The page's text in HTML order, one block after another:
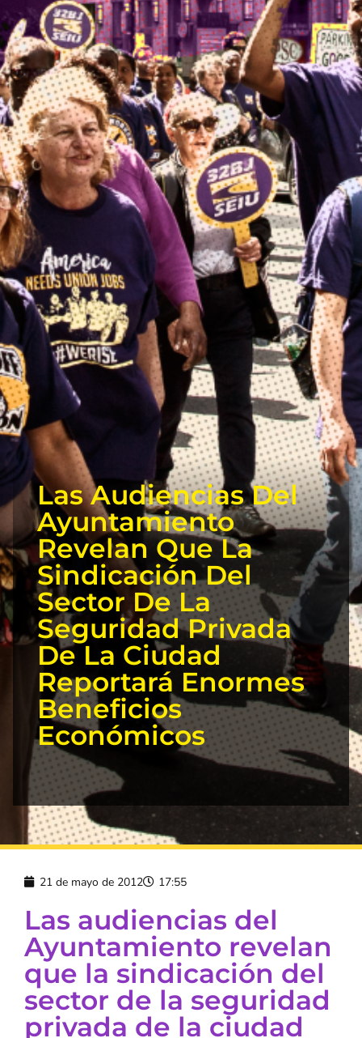
Las Audiencias Del
Ayuntamiento
Revelan Que La
Sindicación Del
Sector De La
Seguridad Privada
De La Ciudad
Reportará Enormes
Beneficios
Económicos
21 de mayo de 2012 17:55
Las audiencias del
Ayuntamiento revelan
que la sindicación del
sector de la seguridad
privada de la ciudad